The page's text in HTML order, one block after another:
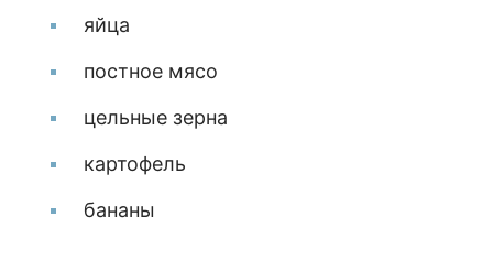
яйца
постное мясо
цельные зерна
картофель
бананы